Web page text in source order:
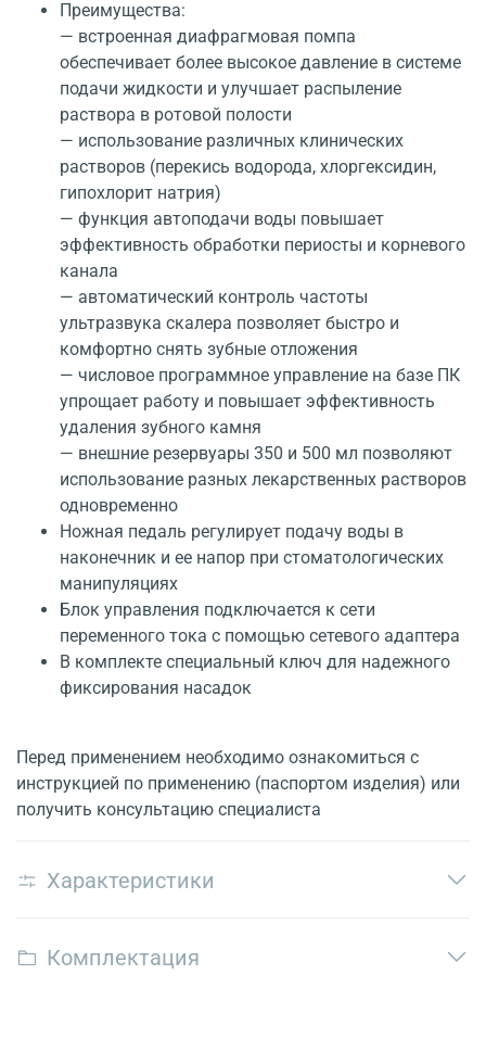
Преимущества:
— встроенная диафрагмовая помпа
обеспечивает более высокое давление в системе
подачи жидкости и улучшает распыление
раствора в ротовой полости
— использование различных клинических
растворов (перекись водорода, хлоргексидин,
гипохлорит натрия)
— функция автоподачи воды повышает
эффективность обработки периосты и корневого
канала
— автоматический контроль частоты
ультразвука скалера позволяет быстро и
комфортно снять зубные отложения
— числовое программное управление на базе ПК
упрощает работу и повышает эффективность
удаления зубного камня
— внешние резервуары 350 и 500 мл позволяют
использование разных лекарственных растворов
одновременно
Ножная педаль регулирует подачу воды в
наконечник и ее напор при стоматологических
манипуляциях
Блок управления подключается к сети
переменного тока с помощью сетевого адаптера
В комплекте специальный ключ для надежного
фиксирования насадок
Перед применением необходимо ознакомиться с
инструкцией по применению (паспортом изделия) или
получить консультацию специалиста
Характеристики
Комплектация